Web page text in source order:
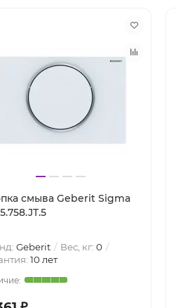
смыва Geberit Sigma
Geberit Вес, кг: 0
10 лет